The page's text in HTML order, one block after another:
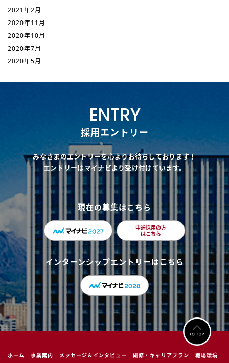
2021年2月
2020年11月
2020年10月
2020年7月
2020年5月
ENTRY
採用エントリー
みなさまのエントリーを心よりお待ちしております！
エントリーはマイナビより受け付けています。
現在の募集はこちら
中途採用の方
はこちら
インターンシップエントリーはこちら
ホーム 事業案内 メッセージ＆インタビュー 研修・キャリアプラン 職場環境